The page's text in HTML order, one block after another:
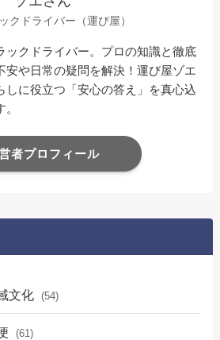
クドライバー（運び屋）
ックドライバー。プロの知識と徹底
安や日常の疑問を解決！運び屋ゾエ
しに役立つ「安心の答え」を真心込
者プロフィール
文化 (54)
(61)